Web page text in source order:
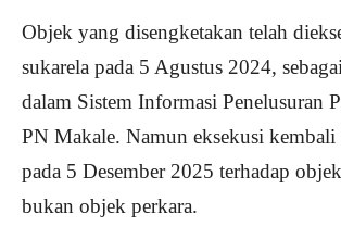
Objek yang disengketakan telah
sukarela pada 5 Agustus 2024,
dalam Sistem Informasi Penelusuran
PN Makale. Namun eksekusi
pada 5 Desember 2025 terhadap
bukan objek perkara.